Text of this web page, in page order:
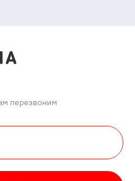
перезвоним